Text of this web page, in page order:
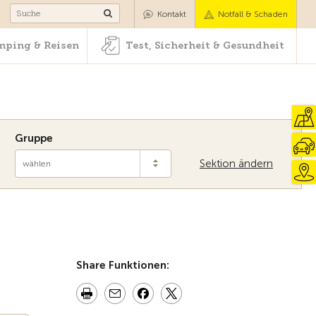
& Reisen Test, Sicherheit & Gesundheit
Kontakt Notfall & Schaden
& Reisen Test, Sicherheit & Gesundheit
Sektion ändern
Gruppe
wählen
Share Funktionen: